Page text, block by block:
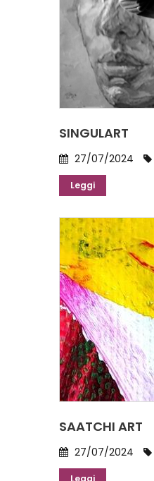
SINGULART
27/07/2024
Leggi
SAATCHI ART
27/07/2024
Leggi